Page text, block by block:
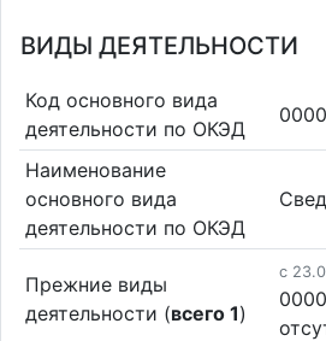
ВИДЫ ДЕЯТЕЛЬНОСТИ
Код основного вида
деятельности по ОКЭД
Наименование
основного вида
деятельности по ОКЭД
Прежние виды
деятельности (всего 1)
c